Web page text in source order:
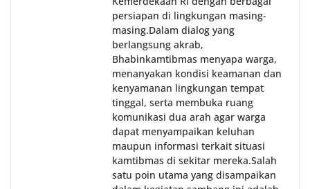
persiapan di lingkungan masing-
masing.‎Dalam dialog yang
berlangsung akrab,
Bhabinkamtibmas menyapa warga,
menanyakan kondisi keamanan dan
kenyamanan lingkungan tempat
tinggal, serta membuka ruang
komunikasi dua arah agar warga
dapat menyampaikan keluhan
maupun informasi terkait situasi
kamtibmas di sekitar mereka.‎‎‎Salah
satu poin utama yang disampaikan